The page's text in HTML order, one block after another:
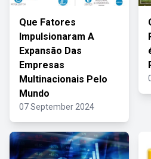
Que Fatores
Impulsionaram A
Expansão Das
Empresas
Multinacionais Pelo
Mundo
07 September 2024